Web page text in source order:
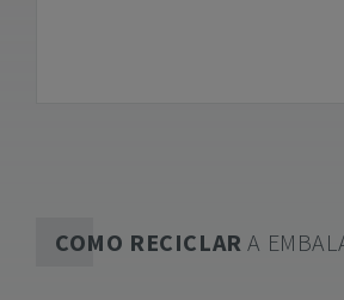
COMO RECICLAR A